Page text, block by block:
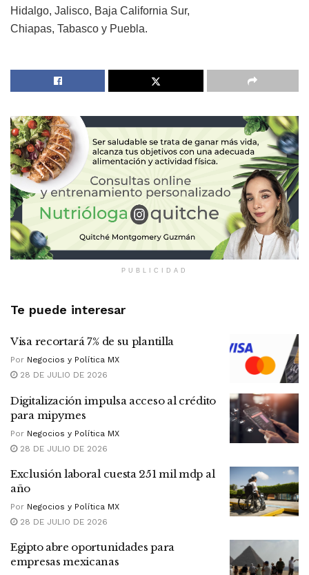
Hidalgo, Jalisco, Baja California Sur,
Chiapas, Tabasco y Puebla.
PUBLICIDAD
Te puede interesar
Visa recortará 7% de su plantilla
Por Negocios y Política MX
28 DE JULIO DE 2026
Digitalización impulsa acceso al crédito
para mipymes
Por Negocios y Política MX
28 DE JULIO DE 2026
Exclusión laboral cuesta 251 mil mdp al
año
Por Negocios y Política MX
28 DE JULIO DE 2026
Egipto abre oportunidades para
empresas mexicanas